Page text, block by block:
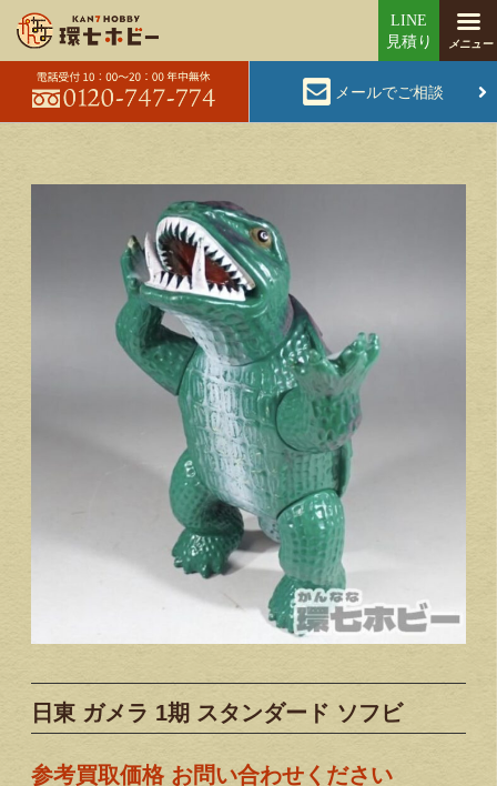
メールでご相談
日東 ガメラ 1期 スタンダード ソフビ
参考買取価格 お問い合わせください